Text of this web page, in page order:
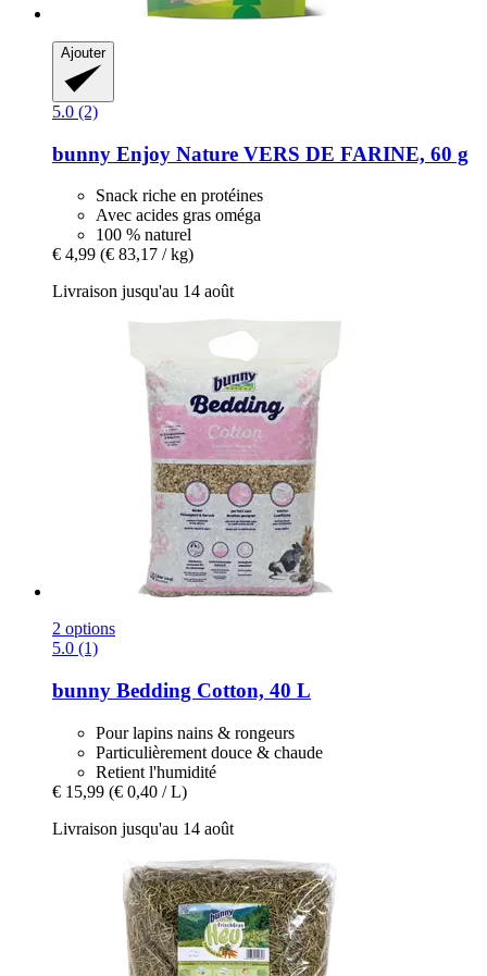
Ajouter
5.0 (2)
bunny Enjoy Nature VERS DE FARINE, 60 g
Snack riche en protéines
Avec acides gras oméga
100 % naturel
€ 4,99 (€ 83,17 / kg)
Livraison jusqu'au 14 août
2 options
5.0 (1)
bunny Bedding Cotton, 40 L
Pour lapins nains & rongeurs
Particulièrement douce & chaude
Retient l'humidité
€ 15,99 (€ 0,40 / L)
Livraison jusqu'au 14 août